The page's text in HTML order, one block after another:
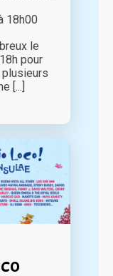
18h00
le
pour
plusieurs
[...]